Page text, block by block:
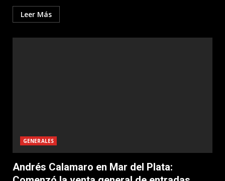
Leer Más
GENERALES
Andrés Calamaro en Mar del Plata: